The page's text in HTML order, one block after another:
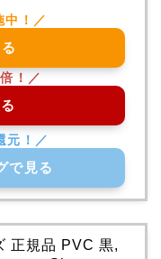
で見る
正規品 PVC 黒,